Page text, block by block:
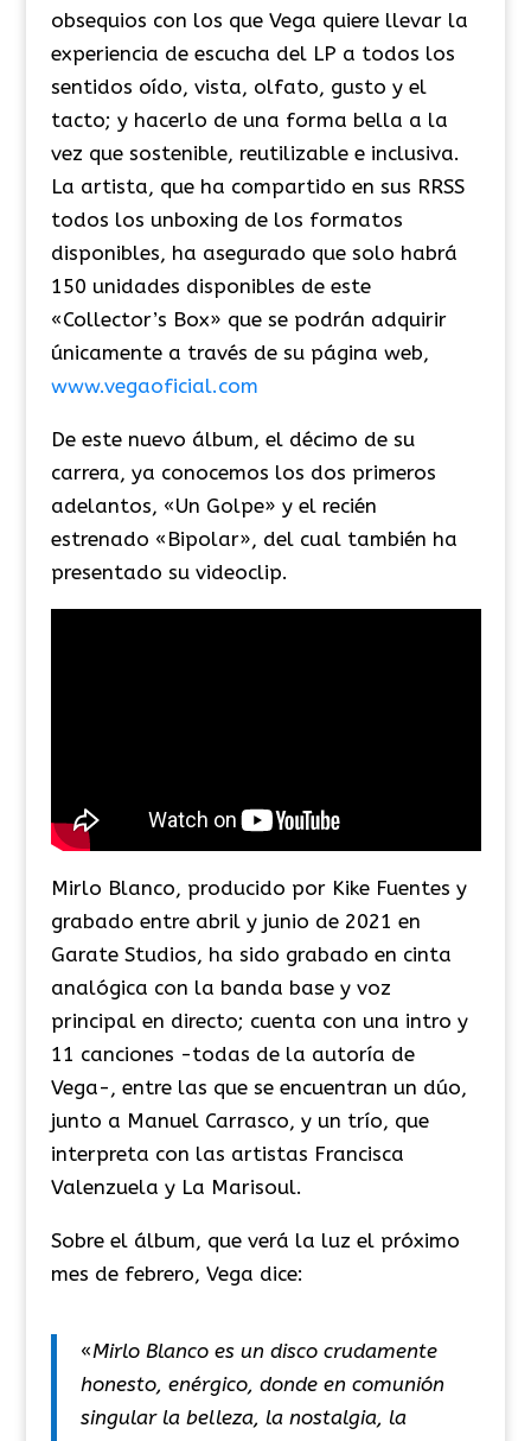
obsequios con los que Vega quiere llevar la
experiencia de escucha del LP a todos los
sentidos oído, vista, olfato, gusto y el
tacto; y hacerlo de una forma bella a la
vez que sostenible, reutilizable e inclusiva.
La artista, que ha compartido en sus RRSS
todos los unboxing de los formatos
disponibles, ha asegurado que solo habrá
150 unidades disponibles de este
«Collector’s Box» que se podrán adquirir
únicamente a través de su página web,
www.vegaoficial.com
De este nuevo álbum, el décimo de su
carrera, ya conocemos los dos primeros
adelantos, «Un Golpe» y el recién
estrenado «Bipolar», del cual también ha
presentado su videoclip.
Mirlo Blanco, producido por Kike Fuentes y
grabado entre abril y junio de 2021 en
Garate Studios, ha sido grabado en cinta
analógica con la banda base y voz
principal en directo; cuenta con una intro y
11 canciones -todas de la autoría de
Vega-, entre las que se encuentran un dúo,
junto a Manuel Carrasco, y un trío, que
interpreta con las artistas Francisca
Valenzuela y La Marisoul.
Sobre el álbum, que verá la luz el próximo
mes de febrero, Vega dice:
«Mirlo Blanco es un disco crudamente
honesto, enérgico, donde en comunión
singular la belleza, la nostalgia, la